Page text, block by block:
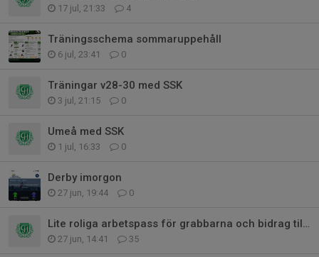
17 jul, 21:33 4
Träningsschema sommaruppehåll
6 jul, 23:41 0
Träningar v28-30 med SSK
3 jul, 21:15 0
Umeå med SSK
1 jul, 16:33 0
Derby imorgon
27 jun, 19:44 0
Lite roliga arbetspass för grabbarna och bidrag till lagkassan!
27 jun, 14:41 35